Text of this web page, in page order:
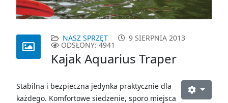
NASZ SPRZĘT 9 SIERPNIA 2013
ODSŁONY: 4941
Kajak Aquarius Traper
Stabilna i bezpieczna jedynka praktycznie dla
każdego. Komfortowe siedzenie, sporo miejsca